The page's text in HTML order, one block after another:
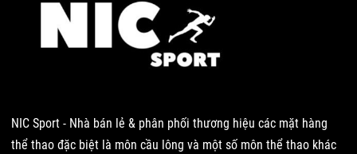
NIC Sport - Nhà bán lẻ & phân phối thương hiệu các mặt hàng
thể thao đặc biệt là môn cầu lông và một số môn thể thao khác